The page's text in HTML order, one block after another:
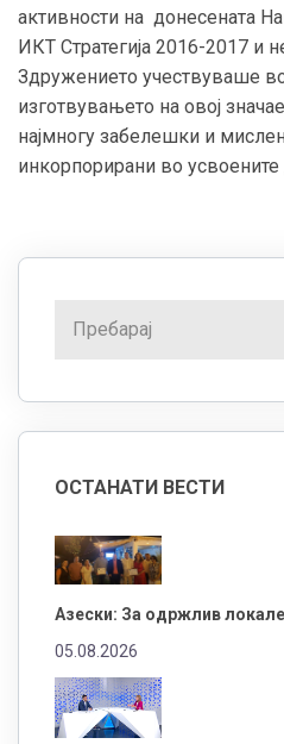
активности на донесената
ИКТ Стратегија 2016-2017 и
Здружението учествуваше
изготвувањето на овој
најмногу забелешки и
инкорпорирани во
ОСТАНАТИ ВЕСТИ
Азески: За одржлив
05.08.2026